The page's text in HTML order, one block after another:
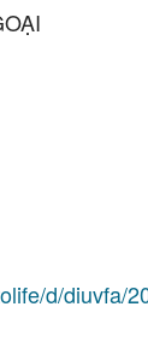
d/diuvfa/